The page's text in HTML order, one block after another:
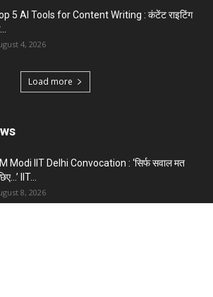
5 AI Tools for Content Writing : कंटेंट राइटिंग
4, 2026
Load more
Modi IIT Delhi Convocation : ‘सिर्फ सवाल मत
IIT...
8, 2026